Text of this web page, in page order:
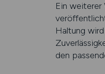
Ein weiterer
Haltung
den